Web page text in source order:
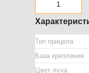
Тип прицела
База крепления
Цвет луча